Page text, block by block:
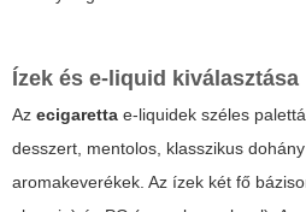
Ízek és e-liquid kiválasztása
Az ecigaretta e-liquidek széles
desszert, mentolos, klasszikus
aromakeverékek. Az ízek két fő